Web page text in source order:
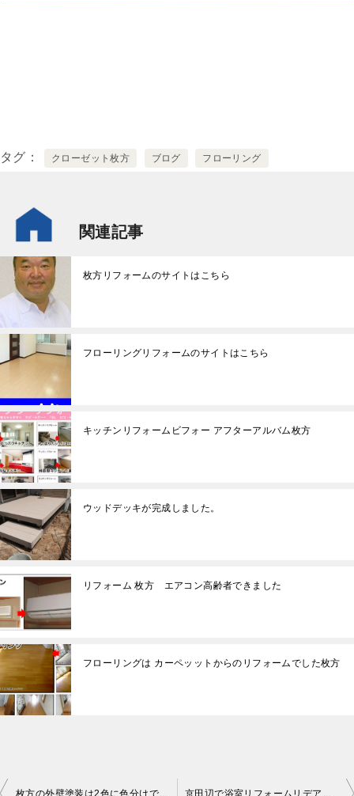
タグ クローゼット枚方 ブログ フローリング
関連記事
枚方リフォームのサイトはこちら
フローリングリフォームのサイトはこちら
キッチンリフォームビフォー アフターアルバム枚方
ウッドデッキが完成しました。
リフォーム 枚方 エアコン高齢者できました
フローリングは カーペッットからのリフォームでした枚方